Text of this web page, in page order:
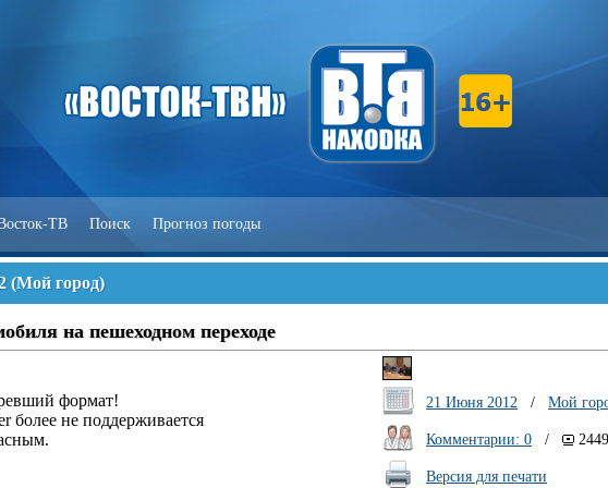
ТВ Поиск Прогноз погоды
(Мой город)
на пешеходном переходе
формат!
более не поддерживается
21 Июня 2012 / Мой
Комментарии: 0 / 2449
Версия для печати